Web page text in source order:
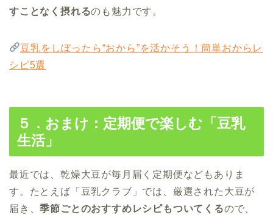
すことなく摂れるのも魅力です。
豆乳をしぼったら“おから”を活かそう！簡単おからレ
シピ5選
５．おまけ：定期便で楽しむ「豆乳
生活」
最近では、乾燥大豆が毎月届く定期便などもありま
す。たとえば「豆乳クラブ」では、厳選された大豆が
届き、季節ごとのおすすめレシピもついてくるので、